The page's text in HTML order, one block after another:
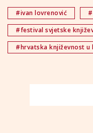
#ivan lovrenović
#festival svjetske
#hrvatska književnost u